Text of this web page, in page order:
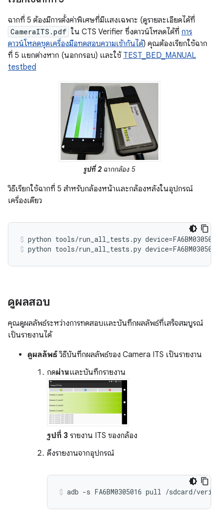
ฉากที่ 5 ต้องมีการตั้งค่าพิเศษที่มีแสงเฉพาะ (ดูรายละเอียดได้ที่
CameraITS.pdf ใน CTS Verifier ซึ่งดาวน์โหลดได้ที่ การ
ดาวน์โหลดชุดเครื่องมือทดสอบความเข้ากันได้) คุณต้องเรียกใช้ฉาก
ที่ 5 แยกต่างหาก (นอกกรอบ) และใช้ TEST_BED_MANUAL
testbed
รูปที่ 2 ฉากกล้อง 5
วิธีเรียกใช้ฉากที่ 5 สำหรับกล้องหน้าและกล้องหลังในอุปกรณ์
เครื่องเดียว
python tools/run_all_tests.py
python tools/run_all_tests.py
ดูผลสอบ
คุณดูผลลัพธ์ระหว่างการทดสอบและบันทึกผลลัพธ์ที่เสร็จสมบูรณ์
เป็นรายงานได้
ดูผลลัพธ์วิธีบันทึกผลลัพธ์ของ Camera ITS เป็นรายงาน
กดผ่านและบันทึกรายงาน
รูปที่ 3 รายงาน ITS ของกล้อง
ดึงรายงานจากอุปกรณ์